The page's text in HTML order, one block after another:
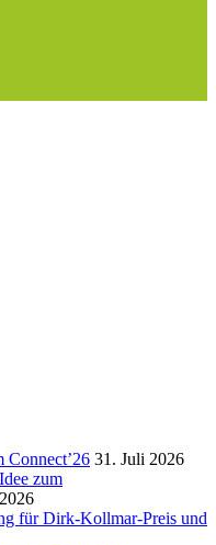
Connect’26 31. Juli 2026
zum
für Dirk-Kollmar-Preis und